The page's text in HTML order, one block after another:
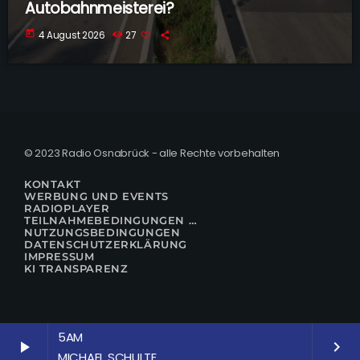
play_arrow
5AM
keyboard_arrow_right
Autobahnmeisterei?
today 4 August 2026 27
© 2023 Radio Osnabrück - alle Rechte vorbehalten
KONTAKT
WERBUNG UND EVENTS
RADIOPLAYER
TEILNAHMEBEDINGUNGEN FÜR GEWINNSPIELE
NUTZUNGSBEDINGUNGEN
DATENSCHUTZERKLÄRUNG
IMPRESSUM
KI TRANSPARENZ